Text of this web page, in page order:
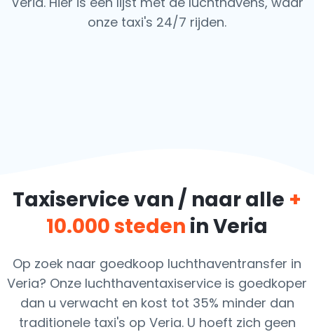
onze taxi's 24/7 rijden.
Taxiservice van / naar alle +
10.000 steden in Veria
Op zoek naar goedkoop luchthaventransfer in
Veria? Onze luchthaventaxiservice is goedkoper
dan u verwacht en kost tot 35% minder dan
traditionele taxi's op Veria. U hoeft zich geen